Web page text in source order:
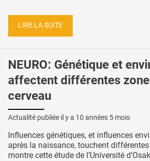
LIRE LA SUITE
NEURO: Génétique et
affectent différentes
cerveau
Actualité publiée il y a 10 années 5 mois
Influences génétiques, et influences
après la naissance, touchent
montre cette étude de l’Université